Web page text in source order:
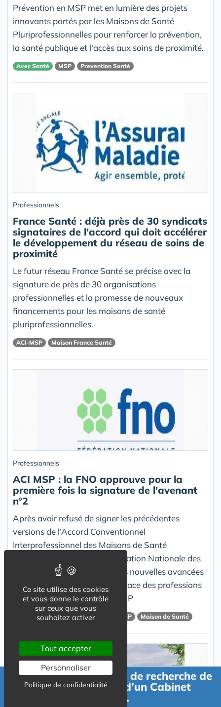
Prévention en MSP met en lumière des projets
innovants portés par les Maisons de Santé
Pluriprofessionnelles pour renforcer la prévention,
la santé publique et l'accès aux soins de proximité.
Avec Santé MSP Prevention Santé
Professionnels
France Santé : déjà près de 30 syndicats
signataires de l'accord qui doit accélérer
le développement du réseau de soins de
proximité
Le futur réseau France Santé se précise avec la
signature de près de 30 organisations
professionnelles et la promesse de nouveaux
financements pour les maisons de santé
pluriprofessionnelles.
ACI-MSP Maison France Santé
Professionnels
ACI MSP : la FNO approuve pour la
première fois la signature de l'avenant
n°2
Après avoir refusé de signer les précédentes
versions de l’Accord Conventionnel
Interprofessionnel des Maisons de Santé
Pluriprofessionnelles, la Fédération Nationale des
Orthophonistes estime que les nouvelles avancées
reconnaissent davantage la place des professions
paramédicales au sein des MSP
orthodontiste MSP ACI-MSP Maison de Santé
Faire une demande de recherche de
location ou achat d’un Cabinet
Médical.
Ce site utilise des cookies
et vous donne le contrôle
sur ceux que vous
souhaitez activer
Tout accepter
Personnaliser
Politique de confidentialité